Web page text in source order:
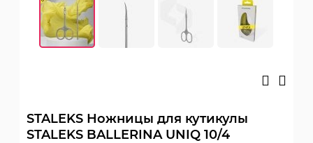
STALEKS Ножницы для кутикулы
STALEKS BALLERINA UNIQ 10/4